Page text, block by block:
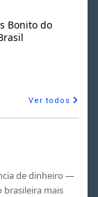
Bonito do
Ver todos
de dinheiro —
brasileira mais